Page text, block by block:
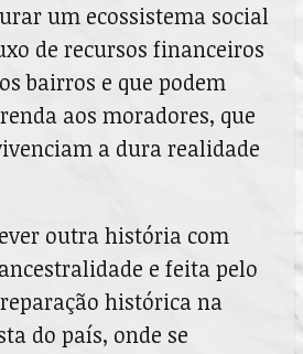
um ecossistema social
de recursos financeiros
bairros e que podem
aos moradores, que
a dura realidade
outra história com
e feita pelo
histórica na
do país, onde se